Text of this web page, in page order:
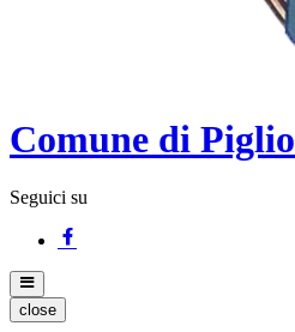
Comune di Piglio
Seguici su
close